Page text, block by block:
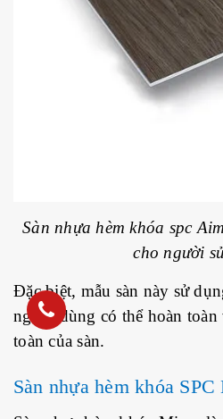
Sàn nhựa hèm khóa spc
cho người
Đặc biệt, mẫu sàn này sử
người dùng có thể hoàn
toàn của sàn.
Sàn nhựa hèm khóa SPC